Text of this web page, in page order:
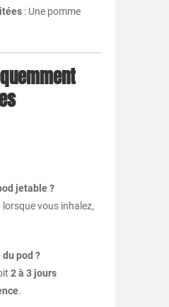
: Une pomme
jetable ?
vous inhalez,
pod ?
2 à 3 jours
.